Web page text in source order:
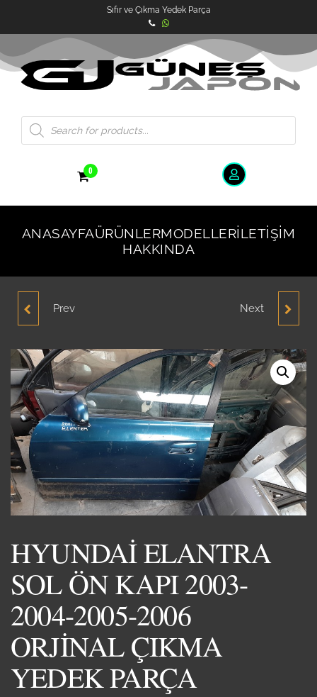
Sıfır ve Çıkma Yedek Parça
0
ANASAYFAÜRÜNLERMODELLERİLETIŞIM
HAKKINDA
HYUNDAİ ELANTRA SOL
1991-1992-1993 ORJİNAL
ÇIKMA YEDEK PARÇA
Prev HYUNDAİ ACCENT
YÖNLENDİRME
MOTORU 2012-2018
ORJİNAL SIFIR YENİ
ÜRÜN OEM NO. 97154-
3Z000
Next
HYUNDAİ ELANTRA
SOL ÖN KAPI 2003-
2004-2005-2006
ORJİNAL ÇIKMA
YEDEK PARÇA